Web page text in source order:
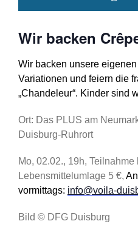
Wir backen
Wir backen unsere
Variationen und feiern die
„Chandeleur“. Kinder sind
Ort: Das PLUS am
Duisburg-Ruhrort
Mo, 02.02., 19h, Teilnahme
Lebensmittelumlage 5 €,
vormittags: info@voila-
Bild © DFG Duisburg